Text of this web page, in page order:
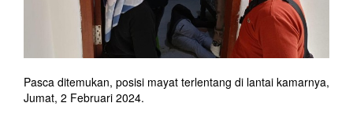
Pasca ditemukan, posisi mayat terlentang di lantai kamarnya,
Jumat, 2 Februari 2024.